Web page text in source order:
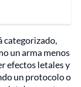
categorizado,
un arma menos
efectos letales y
un protocolo o